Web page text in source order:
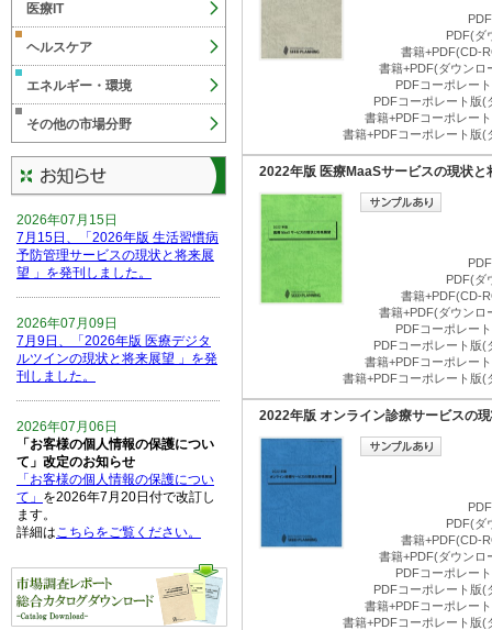
PDF(ダ
書籍+PDF(CD-
書籍+PDF(ダウンロ
PDFコーポレー
PDFコーポレート版(
書籍+PDFコーポレー
書籍+PDFコーポレート版(
2022年版 医療MaaSサービスの現状と
PDF(ダ
書籍+PDF(CD-
書籍+PDF(ダウンロ
PDFコーポレー
PDFコーポレート版(
書籍+PDFコーポレー
書籍+PDFコーポレート版(
2022年版 オンライン診療サービスの
PDF(ダ
書籍+PDF(CD-
書籍+PDF(ダウンロ
PDFコーポレー
PDFコーポレート版(
書籍+PDFコーポレー
書籍+PDFコーポレート版(
医療IT
ヘルスケア
エネルギー・環境
その他の市場分野
2026年07月15日
7月15日、「2026年版 生活習慣病
予防管理サービスの現状と将来展
望 」を発刊しました。
2026年07月09日
7月9日、「2026年版 医療デジタ
ルツインの現状と将来展望 」を発
刊しました。
2026年07月06日
「お客様の個人情報の保護につい
て」改定のお知らせ
「お客様の個人情報の保護につい
て」 を2026年7月20日付で改訂し
ます。
詳細はこちらをご覧ください。
2026年06月15日
6月15日、「中国の医療保険医薬
品リスト 」を発刊しました。